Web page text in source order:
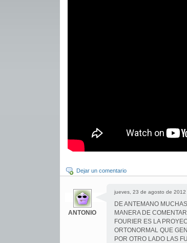
Dejar un comentario
ANTONIO
jueves, 23 de agosto de
DE ANTEMANO
MANERA DE
FOURIER ES LA
ORTONORMAL QUE
POR OTRO LADO LAS